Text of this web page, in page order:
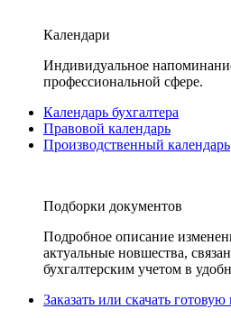
Календари
Индивидуальное
профессиональной сфере.
Календарь бухгалтера
Правовой календарь
Производственный календарь
Подборки документов
Подробное описание
актуальные новшества,
бухгалтерским учетом в
Заказать или скачать